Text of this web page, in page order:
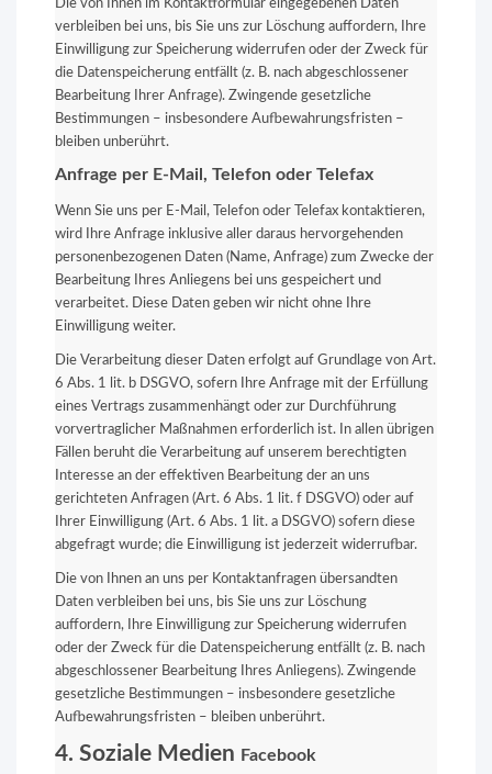
Die von Ihnen im Kontaktformular eingegebenen Daten
verbleiben bei uns, bis Sie uns zur Löschung auffordern, Ihre
Einwilligung zur Speicherung widerrufen oder der Zweck für
die Datenspeicherung entfällt (z. B. nach abgeschlossener
Bearbeitung Ihrer Anfrage). Zwingende gesetzliche
Bestimmungen – insbesondere Aufbewahrungsfristen –
bleiben unberührt.
Anfrage per E-Mail, Telefon oder Telefax
Wenn Sie uns per E-Mail, Telefon oder Telefax kontaktieren,
wird Ihre Anfrage inklusive aller daraus hervorgehenden
personenbezogenen Daten (Name, Anfrage) zum Zwecke der
Bearbeitung Ihres Anliegens bei uns gespeichert und
verarbeitet. Diese Daten geben wir nicht ohne Ihre
Einwilligung weiter.
Die Verarbeitung dieser Daten erfolgt auf Grundlage von Art.
6 Abs. 1 lit. b DSGVO, sofern Ihre Anfrage mit der Erfüllung
eines Vertrags zusammenhängt oder zur Durchführung
vorvertraglicher Maßnahmen erforderlich ist. In allen übrigen
Fällen beruht die Verarbeitung auf unserem berechtigten
Interesse an der effektiven Bearbeitung der an uns
gerichteten Anfragen (Art. 6 Abs. 1 lit. f DSGVO) oder auf
Ihrer Einwilligung (Art. 6 Abs. 1 lit. a DSGVO) sofern diese
abgefragt wurde; die Einwilligung ist jederzeit widerrufbar.
Die von Ihnen an uns per Kontaktanfragen übersandten
Daten verbleiben bei uns, bis Sie uns zur Löschung
auffordern, Ihre Einwilligung zur Speicherung widerrufen
oder der Zweck für die Datenspeicherung entfällt (z. B. nach
abgeschlossener Bearbeitung Ihres Anliegens). Zwingende
gesetzliche Bestimmungen – insbesondere gesetzliche
Aufbewahrungsfristen – bleiben unberührt.
4. Soziale Medien Facebook